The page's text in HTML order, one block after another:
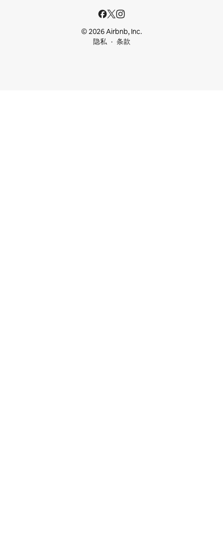
© 2026 Airbnb, Inc.
隐私
条款